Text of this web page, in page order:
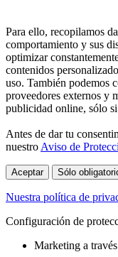
Para ello, recopilamos
comportamiento y sus
optimizar
contenidos
uso. También podemos
proveedores externos y
publicidad online, sólo
Antes de dar tu
nuestro Aviso de
Aceptar Sólo
Nuestra política de
Configuración de
Marketing a